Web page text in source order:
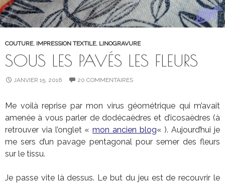
COUTURE, IMPRESSION TEXTILE, LINOGRAVURE
SOUS LES PAVÉS LES FLEURS
JANVIER 15, 2016 20 COMMENTAIRES
Me voilà reprise par mon virus géométrique qui m’avait
amenée à vous parler de dodécaèdres et d’icosaèdres (à
retrouver via l’onglet «mon ancien blog« ). Aujourd’hui je
me sers d’un pavage pentagonal pour semer des fleurs
sur le tissu.
Je passe vite là dessus. Le but du jeu est de recouvrir le